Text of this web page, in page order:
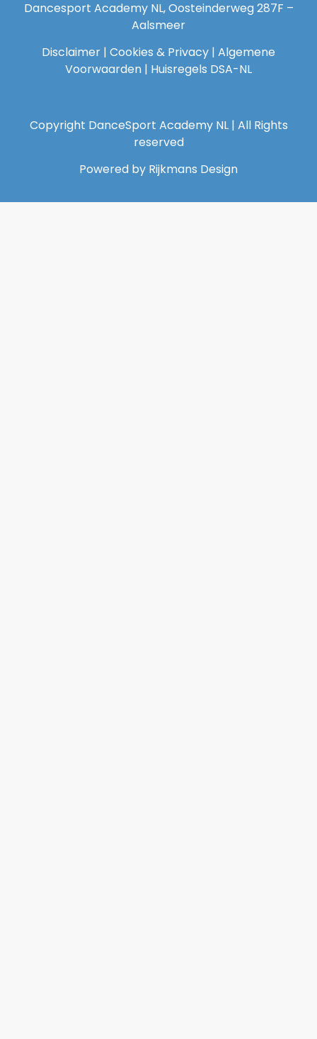
Dancesport Academy NL, Oosteinderweg 287F –
Aalsmeer
Disclaimer | Cookies & Privacy | Algemene
Voorwaarden | Huisregels DSA-NL
Copyright DanceSport Academy NL | All Rights
reserved
Powered by Rijkmans Design